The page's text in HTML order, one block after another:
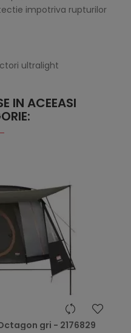
impotriva rupturilor
ultralight
IN ACEEASI
gri - 2176829